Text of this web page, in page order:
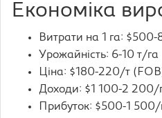
Економіка
Витрати на 1 га: $500-
Урожайність: 6-10 т/га
Ціна: $180-220/т
Доходи: $1 100-2 200/
Прибуток: $500-1 500/